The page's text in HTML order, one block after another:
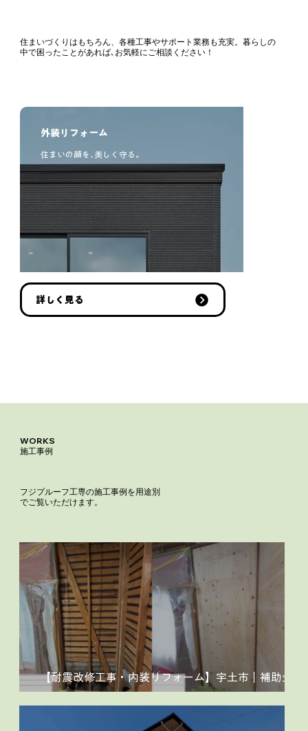
住まいづくりはもちろん、各種工事やサポート業務も充実。暮らしの
中で困ったことがあれば､お気軽にご相談ください！
外装リフォーム
住まいの顔を､美しく守る。
詳しく見る
WORKS
施工事例
フジプルーフ工専の施工事例を用途別
でご覧いただけます。
【耐震改修工事・内装リフォーム】宇土市｜補助金を